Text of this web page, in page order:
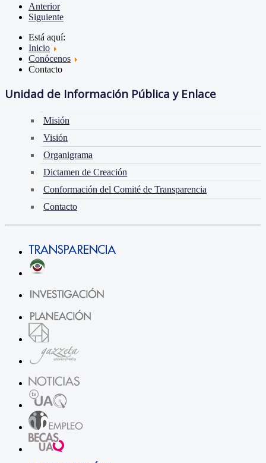
Anterior
Siguiente
Está aquí:
Inicio
Conócenos
Contacto
Unidad de Información Pública y Enlace
Misión
Visión
Organigrama
Dictamen de Creación
Conformación del Comité de Transparencia
Contacto